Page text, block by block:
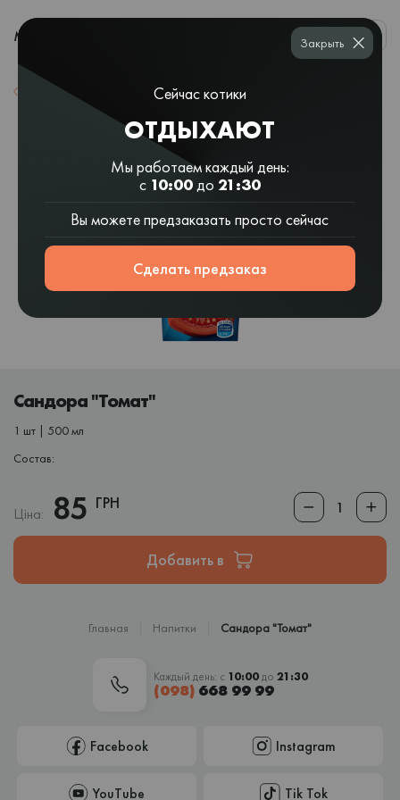
МЕНЮ 0
Назад к списку
Сандора "Томат"
1 шт | 500 мл
Состав:
Ціна: 85 ГРН
Добавить в
Главная Напитки Сандора "Томат"
Каждый день: с 10:00до 21:30
(098)668 99 99
Facebook Instagram
YouTube Tik Tok
Сейчас котики
ОТДЫХАЮТ
Мы работаем каждый день:
с 10:00до 21:30
Вы можете предзаказать просто сейчас
Сделать предзаказ
Закрыть